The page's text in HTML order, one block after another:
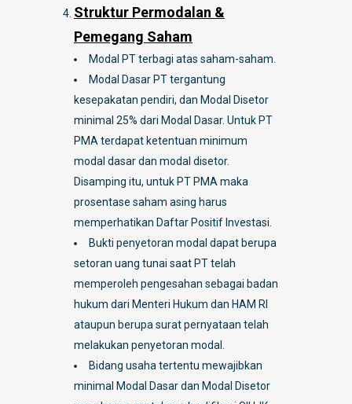
Struktur Permodalan &
Pemegang Saham
Modal PT terbagi atas saham-saham.
Modal Dasar PT tergantung
kesepakatan pendiri, dan Modal Disetor
minimal 25% dari Modal Dasar. Untuk PT
PMA terdapat ketentuan minimum
modal dasar dan modal disetor.
Disamping itu, untuk PT PMA maka
prosentase saham asing harus
memperhatikan Daftar Positif Investasi.
Bukti penyetoran modal dapat berupa
setoran uang tunai saat PT telah
memperoleh pengesahan sebagai badan
hukum dari Menteri Hukum dan HAM RI
ataupun berupa surat pernyataan telah
melakukan penyetoran modal.
Bidang usaha tertentu mewajibkan
minimal Modal Dasar dan Modal Disetor